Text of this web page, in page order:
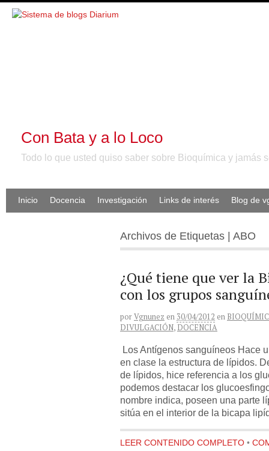
Con Bata y a lo Loco
Todo lo que usted quiso saber sobre Bioquímica y jamás
Inicio Docencia Investigación Links de interés Blog de
Archivos de Etiquetas | ABO
¿Qué tiene que ver la
con los grupos
porVgnunez en 30/04/2012 en
DIVULGACIÓN, DOCENCIA
Los Antígenos sanguíneos Hace
en clase la estructura de lípidos.
de lípidos, hice referencia a los
podemos destacar los
nombre indica, poseen una parte
sitúa en el interior de la bicapa
LEER CONTENIDO COMPLETO •